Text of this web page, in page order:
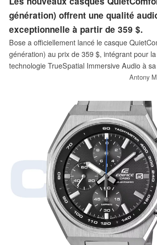
génération) offrent une qualité
exceptionnelle à partir de 359 $.
Bose a officiellement lancé le casque
génération) au prix de 359 $, intégrant pour
technologie TrueSpatial Immersive Audio à
Ces casques intègrent un système de
24 bits/48 kHz, ainsi que trois coloris en
Antony